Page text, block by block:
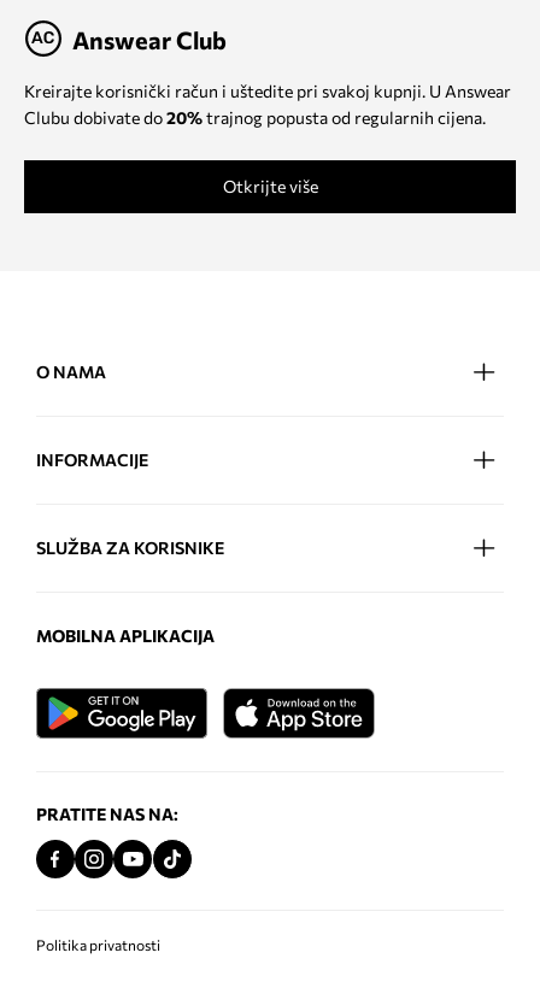
Answear Club
Kreirajte korisnički račun i uštedite pri svakoj kupnji. U Answear
Clubu dobivate do20%trajnog popusta od regularnih cijena.
Otkrijte više
O NAMA
INFORMACIJE
SLUŽBA ZA KORISNIKE
MOBILNA APLIKACIJA
PRATITE NAS NA:
Politika privatnosti